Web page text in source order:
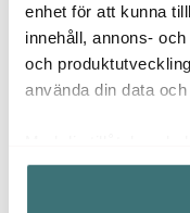
enhet för att kunna
innehåll, annons-
och
använda din data
Samla in
kan ha en
Relaterade